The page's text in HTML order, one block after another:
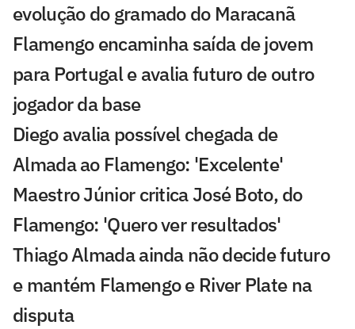
evolução do gramado do Maracanã
Flamengo encaminha saída de jovem
para Portugal e avalia futuro de outro
jogador da base
Diego avalia possível chegada de
Almada ao Flamengo: 'Excelente'
Maestro Júnior critica José Boto, do
Flamengo: 'Quero ver resultados'
Thiago Almada ainda não decide futuro
e mantém Flamengo e River Plate na
disputa